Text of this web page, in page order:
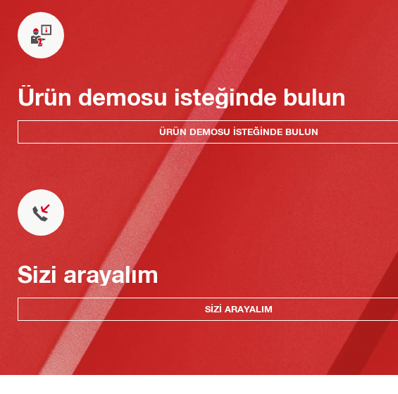
Ürün demosu isteğinde bulun
ÜRÜN DEMOSU ISTEĞINDE BULUN
Sizi arayalım
SIZI ARAYALIM